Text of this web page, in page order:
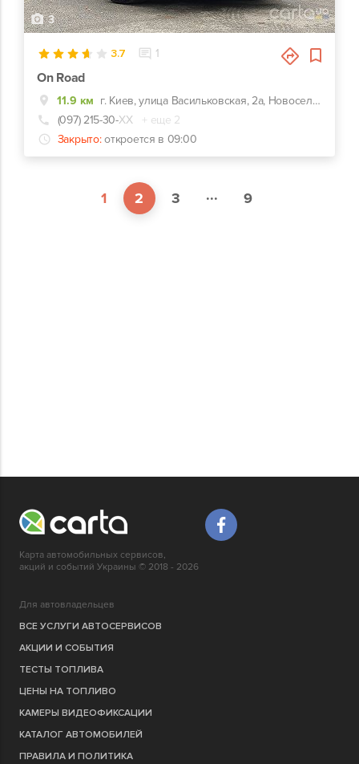
3
3.7 1
On Road
11.9 км
г. Киев, улица Васильковская, 2а, Новоселки (Киево-Святошинский р-н)
(097) 215-30-ХХ
+ еще 2
Закрыто: откроется в 09:00
1 2 3 ... 9
Карта автомобильных сервисов,
акций и событий Украины © 2018 - 2026
Для автовладельцев
ВСЕ УСЛУГИ АВТОСЕРВИСОВ
АКЦИИ И СОБЫТИЯ
ТЕСТЫ ТОПЛИВА
ЦЕНЫ НА ТОПЛИВО
КАМЕРЫ ВИДЕОФИКСАЦИИ
КАТАЛОГ АВТОМОБИЛЕЙ
ПРАВИЛА И ПОЛИТИКА